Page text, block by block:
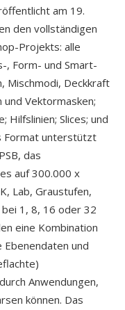
am 19.
den vollständigen
Projekts: alle
, Form- und Smart-
Mischmodi, Deckkraft
Vektormasken;
Hilfslinien; Slices; und
Format unterstützt
das
auf 300.000 x
Lab, Graustufen,
1, 8, 16 oder 32
eine Kombination
Ebenendaten und
Anwendungen,
können. Das